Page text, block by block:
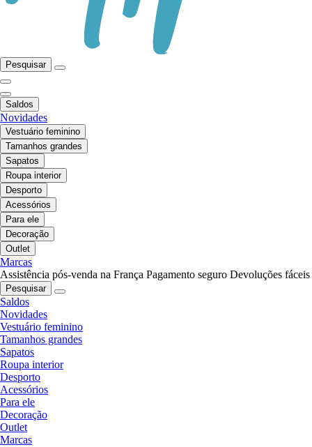
Pesquisar
Saldos
Novidades
Vestuário feminino
Tamanhos grandes
Sapatos
Roupa interior
Desporto
Acessórios
Para ele
Decoração
Outlet
Marcas
Assistência pós-venda na França Pagamento seguro Devoluções fáceis
Pesquisar
Saldos
Novidades
Vestuário feminino
Tamanhos grandes
Sapatos
Roupa interior
Desporto
Acessórios
Para ele
Decoração
Outlet
Marcas